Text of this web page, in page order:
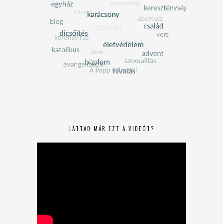
LÁTTAD MÁR EZT A VIDEÓT?